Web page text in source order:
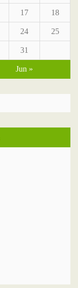
17 18
24 25
31
Jun »